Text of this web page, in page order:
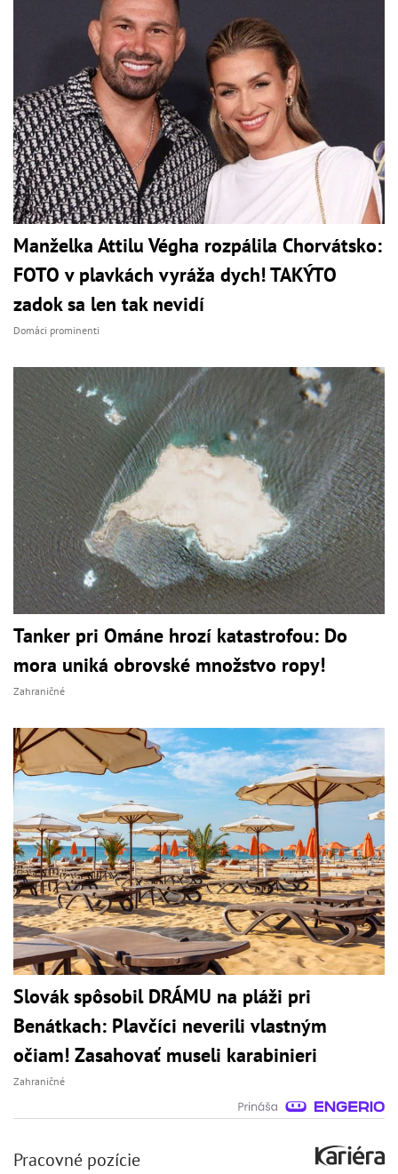
Manželka Attilu Végha rozpálila Chorvátsko:
FOTO v plavkách vyráža dych! TAKÝTO
zadok sa len tak nevidí
Domáci prominenti
Tanker pri Ománe hrozí katastrofou: Do
mora uniká obrovské množstvo ropy!
Zahraničné
Slovák spôsobil DRÁMU na pláži pri
Benátkach: Plavčíci neverili vlastným
očiam! Zasahovať museli karabinieri
Zahraničné
Pracovné pozície